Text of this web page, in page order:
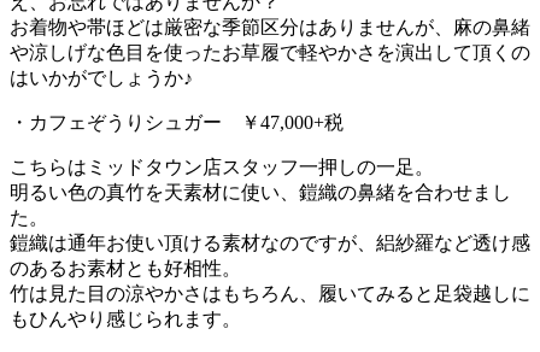
お着物や帯ほどは厳密な季節区分はありませんが、麻の鼻緒
や涼しげな色目を使ったお草履で軽やかさを演出して頂くの
はいかがでしょうか♪
・カフェぞうりシュガー ￥47,000+税
こちらはミッドタウン店スタッフ一押しの一足。
明るい色の真竹を天素材に使い、鎧織の鼻緒を合わせまし
た。
鎧織は通年お使い頂ける素材なのですが、絽紗羅など透け感
のあるお素材とも好相性。
竹は見た目の涼やかさはもちろん、履いてみると足袋越しに
もひんやり感じられます。